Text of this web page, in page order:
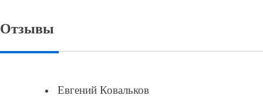
Отзывы
Евгений Ковальков